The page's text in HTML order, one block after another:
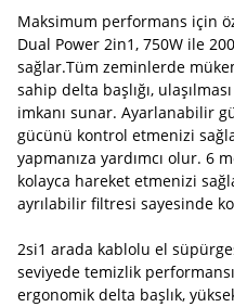
Maksimum performans için
Dual Power 2in1, 750W ile
sağlar.Tüm zeminlerde
sahip delta başlığı,
imkanı sunar. Ayarlanabilir
gücünü kontrol etmenizi
yapmanıza yardımcı olur. 6
kolayca hareket etmenizi
ayrılabilir filtresi sayesinde
2si1 arada kablolu el
seviyede temizlik
ergonomik delta başlık,